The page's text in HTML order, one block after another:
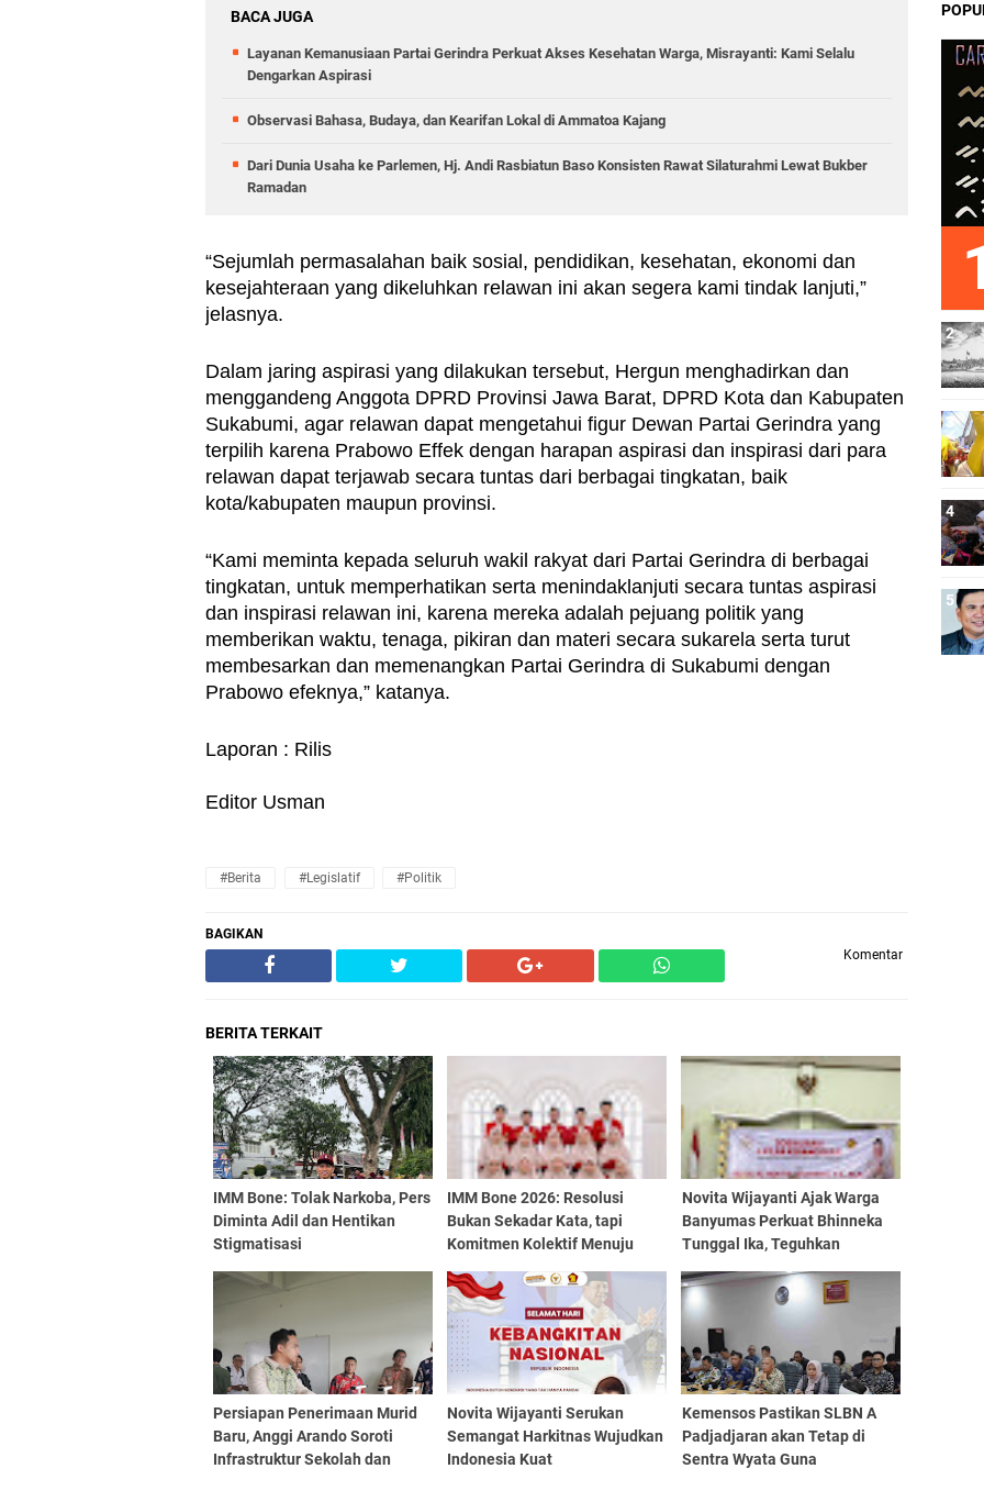
BACA JUGA
Layanan Kemanusiaan Partai Gerindra Perkuat Akses Kesehatan Warga, Misrayanti: Kami Selalu
Dengarkan Aspirasi
Observasi Bahasa, Budaya, dan Kearifan Lokal di Ammatoa Kajang
Dari Dunia Usaha ke Parlemen, Hj. Andi Rasbiatun Baso Konsisten Rawat Silaturahmi Lewat Bukber
Ramadan
“Sejumlah permasalahan baik sosial, pendidikan, kesehatan, ekonomi dan
kesejahteraan yang dikeluhkan relawan ini akan segera kami tindak lanjuti,”
jelasnya.
Dalam jaring aspirasi yang dilakukan tersebut, Hergun menghadirkan dan
menggandeng Anggota DPRD Provinsi Jawa Barat, DPRD Kota dan Kabupaten
Sukabumi, agar relawan dapat mengetahui figur Dewan Partai Gerindra yang
terpilih karena Prabowo Effek dengan harapan aspirasi dan inspirasi dari para
relawan dapat terjawab secara tuntas dari berbagai tingkatan, baik
kota/kabupaten maupun provinsi.
“Kami meminta kepada seluruh wakil rakyat dari Partai Gerindra di berbagai
tingkatan, untuk memperhatikan serta menindaklanjuti secara tuntas aspirasi
dan inspirasi relawan ini, karena mereka adalah pejuang politik yang
memberikan waktu, tenaga, pikiran dan materi secara sukarela serta turut
membesarkan dan memenangkan Partai Gerindra di Sukabumi dengan
Prabowo efeknya,” katanya.
Laporan : Rilis
Editor Usman
#Berita #Legislatif #Politik
BAGIKAN
Komentar
BERITA TERKAIT
IMM Bone: Tolak Narkoba, Pers
Diminta Adil dan Hentikan
Stigmatisasi
IMM Bone 2026: Resolusi
Bukan Sekadar Kata, tapi
Komitmen Kolektif Menuju
Novita Wijayanti Ajak Warga
Banyumas Perkuat Bhinneka
Tunggal Ika, Teguhkan
Tantangan Global
Persiapan Penerimaan Murid
Baru, Anggi Arando Soroti
Infrastruktur Sekolah dan
Novita Wijayanti Serukan
Semangat Harkitnas Wujudkan
Indonesia Kuat
Kemensos Pastikan SLBN A
Padjadjaran akan Tetap di
Sentra Wyata Guna